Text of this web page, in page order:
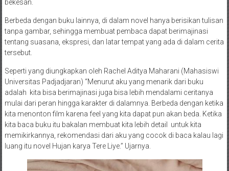
bekesan.
Berbeda dengan buku lainnya, di dalam novel hanya berisikan tulisan
tanpa gambar, sehingga membuat pembaca dapat berimajinasi
tentang suasana, ekspresi, dan latar tempat yang ada di dalam cerita
tersebut.
Seperti yang diungkapkan oleh Rachel Aditya Maharani (Mahasiswi
Universitas Padjadjaran) “Menurut aku yang menarik dari buku
adalah kita bisa berimajinasi juga bisa lebih mendalami ceritanya
mulai dari peran hingga karakter di dalamnya. Berbeda dengan ketika
kita menonton film karena feel yang kita dapat pun akan beda. Ketika
kita baca buku itu bakalan membuat kita lebih detail untuk kita
memikirkannya, rekomendasi dari aku yang cocok di baca kalau lagi
luang itu novel Hujan karya Tere Liye.” Ujarnya.